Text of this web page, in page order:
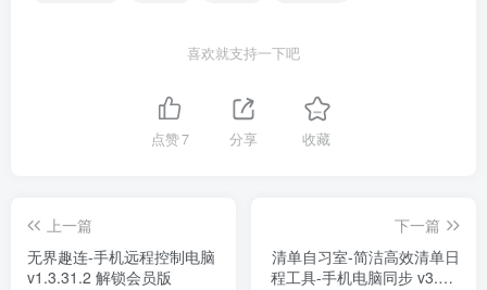
喜欢就支持一下吧
点赞7 分享 收藏
上一篇
无界趣连-手机远程控制电脑
v1.3.31.2 解锁会员版
下一篇
清单自习室-简洁高效清单日
程工具-手机电脑同步 v3.7.7